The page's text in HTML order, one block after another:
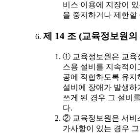
비스 이용에 지장이
을 중지하거나 제한할
제 14 조 (교육정보원의
① 교육정보원은 교육
스용 설비를 지속적이
공에 적합하도록 유
설비에 장애가 발생하
쓰게 된 경우 그 설비
다.
② 교육정보원은 서비
가사항이 있는 경우